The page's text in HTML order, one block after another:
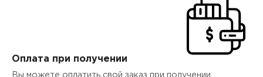
Оплата при получении
Вы можете оплатить свой заказ при получении